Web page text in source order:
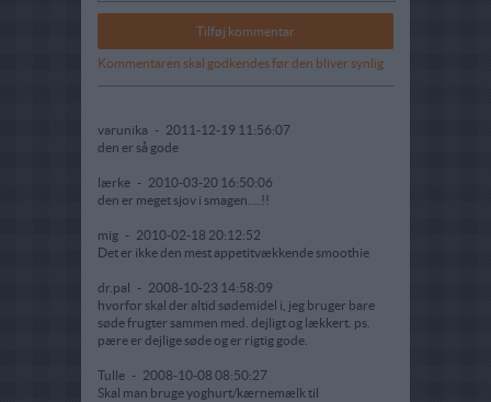
Kommentaren skal godkendes før den bliver synlig
varunika - 2011-12-19 11:56:07
den er så gode
lærke - 2010-03-20 16:50:06
den er meget sjov i smagen....!!
mig - 2010-02-18 20:12:52
Det er ikke den mest appetitvækkende smoothie
dr.pal - 2008-10-23 14:58:09
hvorfor skal der altid sødemidel i, jeg bruger bare
søde frugter sammen med. dejligt og lækkert. ps.
pære er dejlige søde og er rigtig gode.
Tulle - 2008-10-08 08:50:27
Skal man bruge yoghurt/kærnemælk til